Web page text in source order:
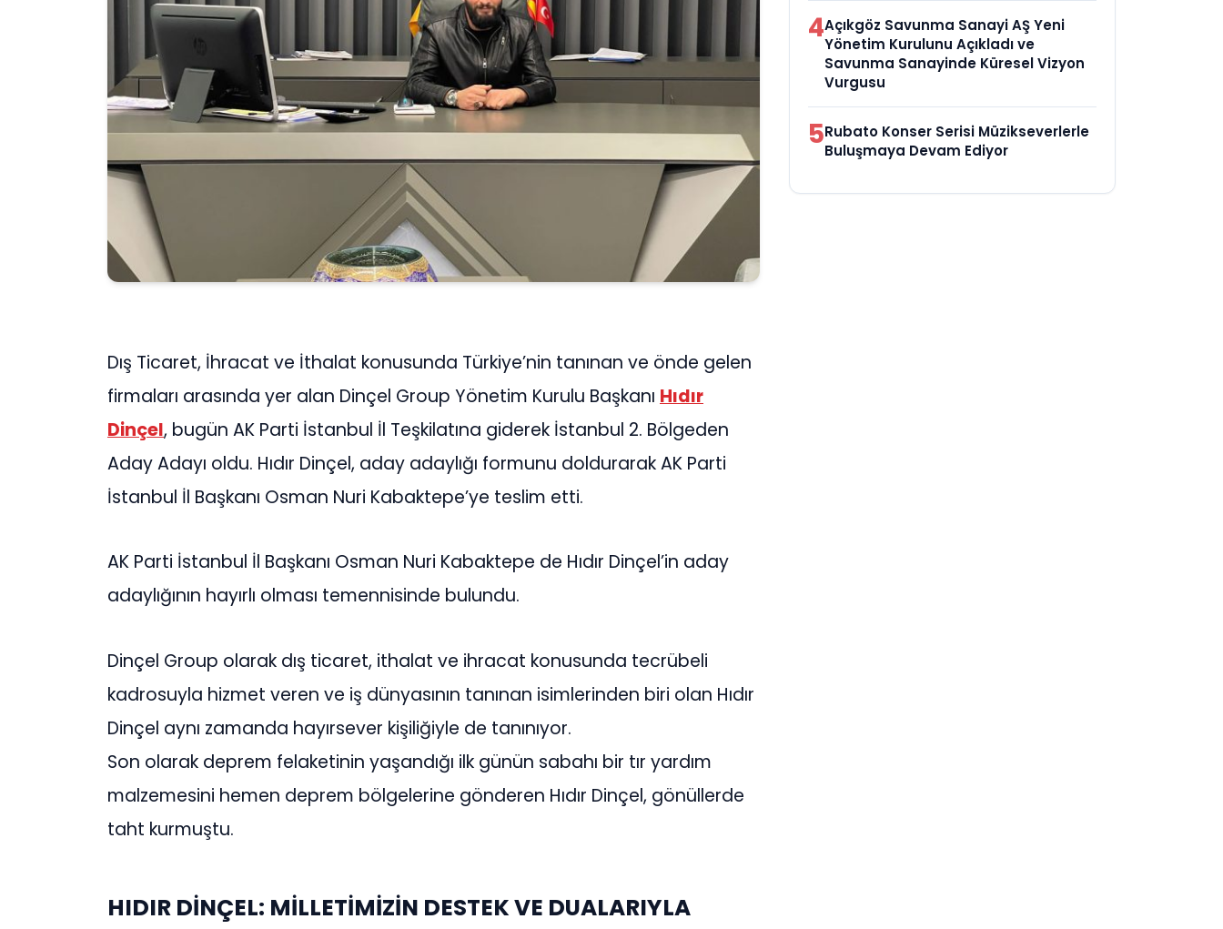
Dış Ticaret, İhracat ve İthalat konusunda Türkiye’nin tanınan ve önde gelen
firmaları arasında yer alan Dinçel Group Yönetim Kurulu Başkanı Hıdır
Dinçel, bugün AK Parti İstanbul İl Teşkilatına giderek İstanbul 2. Bölgeden
Aday Adayı oldu. Hıdır Dinçel, aday adaylığı formunu doldurarak AK Parti
İstanbul İl Başkanı Osman Nuri Kabaktepe’ye teslim etti.
AK Parti İstanbul İl Başkanı Osman Nuri Kabaktepe de Hıdır Dinçel’in aday
adaylığının hayırlı olması temennisinde bulundu.
Dinçel Group olarak dış ticaret, ithalat ve ihracat konusunda tecrübeli
kadrosuyla hizmet veren ve iş dünyasının tanınan isimlerinden biri olan Hıdır
Dinçel aynı zamanda hayırsever kişiliğiyle de tanınıyor.
Son olarak deprem felaketinin yaşandığı ilk günün sabahı bir tır yardım
malzemesini hemen deprem bölgelerine gönderen Hıdır Dinçel, gönüllerde
taht kurmuştu.
HIDIR DİNÇEL: MİLLETİMİZİN DESTEK VE DUALARIYLA
4Açıkgöz Savunma Sanayi AŞ Yeni
Yönetim Kurulunu Açıkladı ve
Savunma Sanayinde Küresel Vizyon
Vurgusu
5Rubato Konser Serisi Müzikseverlerle
Buluşmaya Devam Ediyor